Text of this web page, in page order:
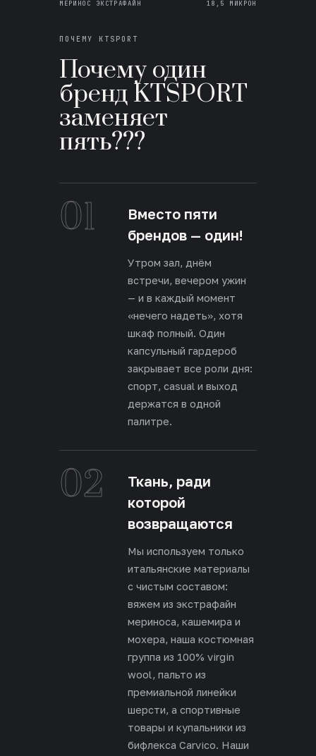
МЕРИНОС ЭКСТРАФАЙН 18,5 МИКРОН
ПОЧЕМУ KTSPORT
Почему один
бренд KTSPORT
заменяет
пять???
01
Вместо пяти
брендов — один!
Утром зал, днём
встречи, вечером ужин
— и в каждый момент
«нечего надеть», хотя
шкаф полный. Один
капсульный гардероб
закрывает все роли дня:
спорт, casual и выход
держатся в одной
палитре.
02
Ткань, ради
которой
возвращаются
Мы используем только
итальянские материалы
с чистым составом:
вяжем из экстрафайн
мериноса, кашемира и
мохера, наша костюмная
группа из 100% virgin
wool, пальто из
премиальной линейки
шерсти, а спортивные
товары и купальники из
бифлекса Carvico. Наши